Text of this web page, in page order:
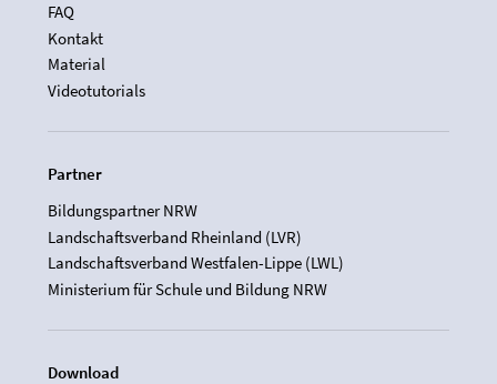
FAQ
Kontakt
Material
Videotutorials
Partner
Bildungspartner NRW
Landschaftsverband Rheinland (LVR)
Landschaftsverband Westfalen-Lippe (LWL)
Ministerium für Schule und Bildung NRW
Download